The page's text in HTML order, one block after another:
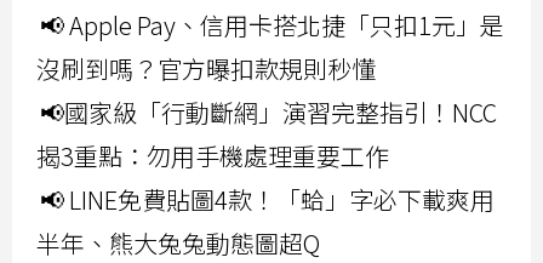
📢 Apple Pay、信用卡搭北捷「只扣1元」是
沒刷到嗎？官方曝扣款規則秒懂
📢國家級「行動斷網」演習完整指引！NCC
揭3重點：勿用手機處理重要工作
📢 LINE免費貼圖4款！「蛤」字必下載爽用
半年、熊大兔兔動態圖超Q